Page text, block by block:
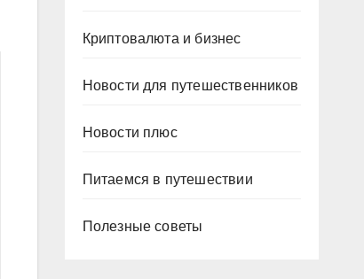
Криптовалюта и бизнес
Новости для путешественников
Новости плюс
Питаемся в путешествии
Полезные советы